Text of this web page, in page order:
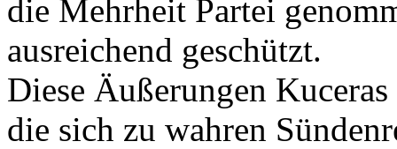
die Mehrheit Partei
ausreichend geschützt.
Diese Äußerungen
die sich zu wahren